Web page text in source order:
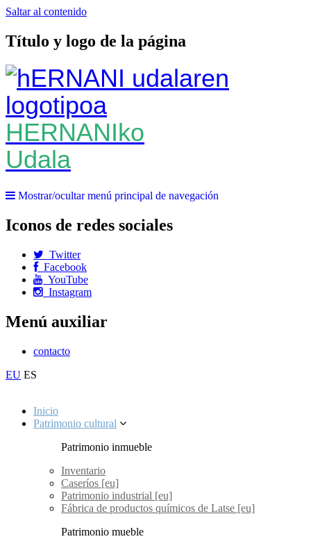
Saltar al contenido
Título y logo de la página
HERNANIko
Udala
Mostrar/ocultar menú principal de navegación
Iconos de redes sociales
Twitter
Facebook
YouTube
Instagram
Menú auxiliar
contacto
EU ES
Inicio
Patrimonio cultural
Patrimonio inmueble
Inventario
Caseríos [eu]
Patrimonio industrial [eu]
Fábrica de productos químicos de Latse [eu]
Patrimonio mueble